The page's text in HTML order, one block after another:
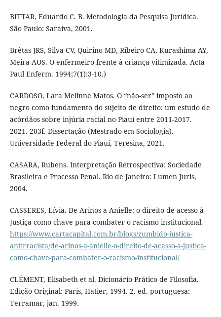
BITTAR, Eduardo C. B. Metodologia da Pesquisa Jurídica.
São Paulo: Saraiva, 2001.
Brêtas JRS, Silva CV, Quirino MD, Ribeiro CA, Kurashima AY,
Meira AOS. O enfermeiro frente à criança vitimizada. Acta
Paul Enferm. 1994;7(1):3-10.)
CARDOSO, Lara Melinne Matos. O “não-ser” imposto ao
negro como fundamento do sujeito de direito: um estudo de
acórdãos sobre injúria racial no Piauí entre 2011-2017.
2021. 203f. Dissertação (Mestrado em Sociologia).
Universidade Federal do Piauí, Teresina, 2021.
CASARA, Rubens. Interpretação Retrospectiva: Sociedade
Brasileira e Processo Penal. Rio de Janeiro: Lumen Juris,
2004.
CASSERES, Lívia. De Arinos a Anielle: o direito de acesso à
Justiça como chave para combater o racismo institucional.
https://www.cartacapital.com.br/blogs/zumbido-justica-
antirracista/de-arinos-a-anielle-o-direito-de-acesso-a-justica-
como-chave-para-combater-o-racismo-institucional/
CLÉMENT, Elisabeth et al. Dicionário Prático de Filosofia.
Edição Original: Paris, Hatier, 1994. 2. ed. portuguesa:
Terramar, jan. 1999.